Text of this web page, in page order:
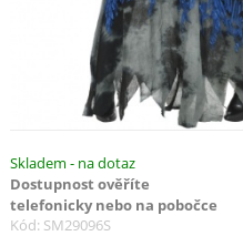
Skladem - na dotaz
Dostupnost ověříte
telefonicky nebo na pobočce
Kód: SM29096S